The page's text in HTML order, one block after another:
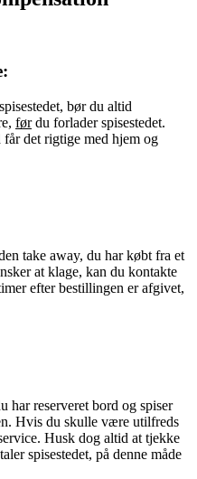
bør du altid
førdu forlader spisestedet.
det rigtige med hjem og
take away, du har købt fra et
at klage, kan du kontakte
efter bestillingen er afgivet,
har reserveret bord og spiser
Hvis du skulle være utilfreds
Husk dog altid at tjekke
spisestedet, på denne måde